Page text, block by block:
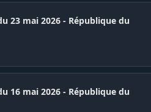
- République du
- République du